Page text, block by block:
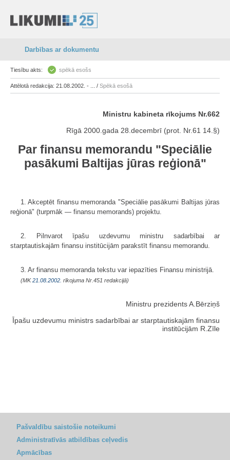
Darbības ar dokumentu
Tiesību akts: spēkā esošs
Attēlotā redakcija: 21.08.2002. - ... / Spēkā esošā
Ministru kabineta rīkojums Nr.662
Rīgā 2000.gada 28.decembrī (prot. Nr.61 14.§)
Par finansu memorandu "Speciālie
pasākumi Baltijas jūras reģionā"
1. Akceptēt finansu memoranda "Speciālie pasākumi Baltijas jūras
reģionā" (turpmāk — finansu memorands) projektu.
2. Pilnvarot īpašu uzdevumu ministru sadarbībai ar
starptautiskajām finansu institūcijām parakstīt finansu memorandu.
3. Ar finansu memoranda tekstu var iepazīties Finansu ministrijā.
(MK21.08.2002. rīkojuma Nr.451 redakcijā)
Ministru prezidents A.Bērziņš
Īpašu uzdevumu ministrs sadarbībai ar starptautiskajām finansu
institūcijām R.Zīle
Pašvaldību saistošie noteikumi
Administratīvās atbildības ceļvedis
Apmācības